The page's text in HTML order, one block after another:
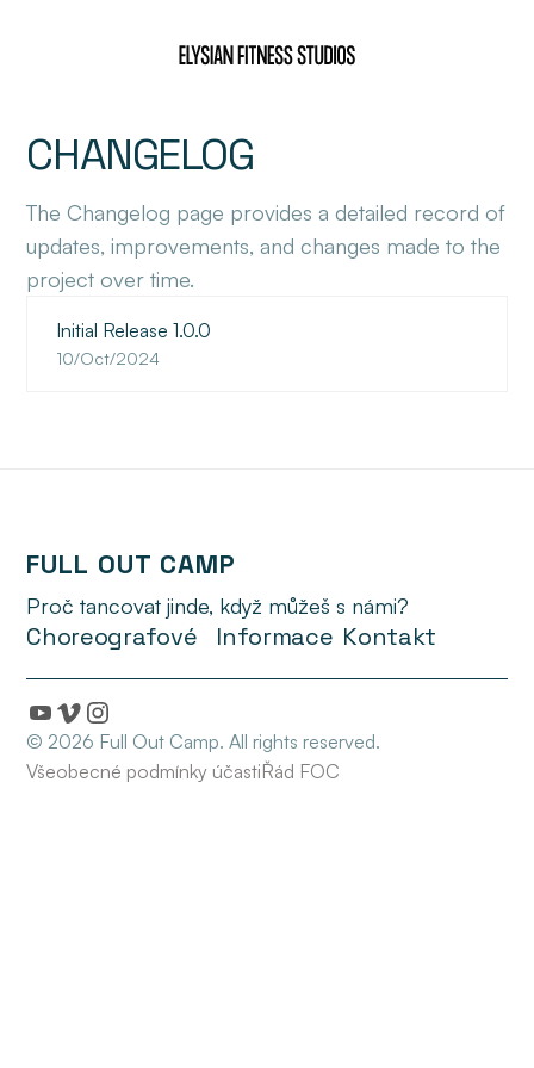
CHANGELOG
The Changelog page provides a detailed record of
updates, improvements, and changes made to the
project over time.
Initial Release 1.0.0
10/Oct/2024
FULL OUT CAMP
Proč tancovat jinde, když můžeš s námi?
Choreografové Informace Kontakt
© 2026 Full Out Camp. All rights reserved.
Všeobecné podmínky účastiŘád FOC